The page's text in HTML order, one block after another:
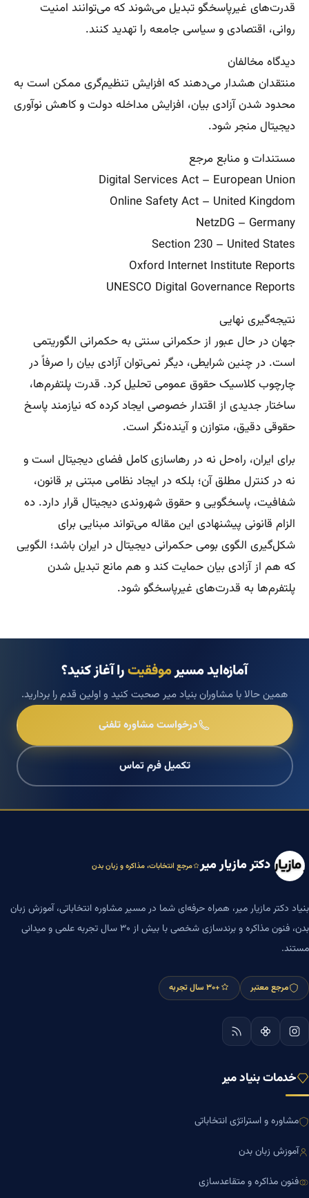
قدرت‌های غیرپاسخگو تبدیل می‌شوند که می‌توانند امنیت
روانی، اقتصادی و سیاسی جامعه را تهدید کنند.
دیدگاه مخالفان
منتقدان هشدار می‌دهند که افزایش تنظیم‌گری ممکن است به
محدود شدن آزادی بیان، افزایش مداخله دولت و کاهش نوآوری
دیجیتال منجر شود.
مستندات و منابع مرجع
Digital Services Act – European Union
Online Safety Act – United Kingdom
NetzDG – Germany
Section 230 – United States
Oxford Internet Institute Reports
UNESCO Digital Governance Reports
نتیجه‌گیری نهایی
جهان در حال عبور از حکمرانی سنتی به حکمرانی الگوریتمی
است. در چنین شرایطی، دیگر نمی‌توان آزادی بیان را صرفاً در
چارچوب کلاسیک حقوق عمومی تحلیل کرد. قدرت پلتفرم‌ها،
ساختار جدیدی از اقتدار خصوصی ایجاد کرده که نیازمند پاسخ
حقوقی دقیق، متوازن و آینده‌نگر است.
برای ایران، راه‌حل نه در رهاسازی کامل فضای دیجیتال است و
نه در کنترل مطلق آن؛ بلکه در ایجاد نظامی مبتنی بر قانون،
شفافیت، پاسخگویی و حقوق شهروندی دیجیتال قرار دارد. ده
الزام قانونی پیشنهادی این مقاله می‌تواند مبنایی برای
شکل‌گیری الگوی بومی حکمرانی دیجیتال در ایران باشد؛ الگویی
که هم از آزادی بیان حمایت کند و هم مانع تبدیل شدن
پلتفرم‌ها به قدرت‌های غیرپاسخگو شود.
آمازه‌اید مسیرموفقیترا آغاز کنید؟
همین حالا با مشاوران بنیاد میر صحبت کنید و اولین قدم را بردارید.
درخواست مشاوره تلفنی
تکمیل فرم تماس
دکتر مازیار میر مرجع انتخابات، مذاکره و زبان بدن
بنیاد دکتر مازیار میر، همراه حرفه‌ای شما در مسیر مشاوره انتخاباتی، آموزش زبان
بدن، فنون مذاکره و برندسازی شخصی با بیش از ۳۰ سال تجربه علمی و میدانی
مستند.
مرجع معتبر +۳۰ سال تجربه
خدمات بنیاد میر
مشاوره و استراتژی انتخاباتی
آموزش زبان بدن
فنون مذاکره و متقاعدسازی